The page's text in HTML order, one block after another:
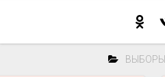
Послесловие к празднику
ВЫБОРЫ